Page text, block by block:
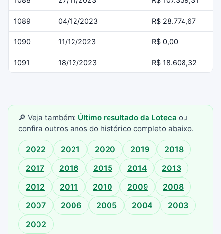
1089 04/12/2023 R$ 28.774,67
1090 11/12/2023 R$ 0,00
1091 18/12/2023 R$ 18.608,32
🔎 Veja também: Último resultado da Loteca ou
confira outros anos do histórico completo abaixo.
2022 2021 2020 2019
2018
2017
2016 2015 2014
2013
2012
2011 2010 2009
2008
2007
2006 2005 2004
2003
2002